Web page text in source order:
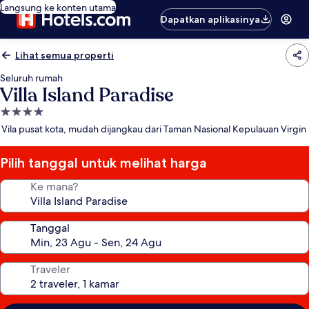
Langsung ke konten utama
Dapatkan aplikasinya
Lihat semua properti
Seluruh rumah
Villa Island Paradise
Properti
bintang
Vila pusat kota, mudah dijangkau dari Taman Nasional Kepulauan Virgin
Pilih tanggal untuk melihat harga
Ke mana?
Tanggal
Traveler